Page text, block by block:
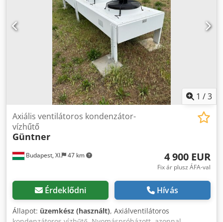
1 /3
Budapest, XI. 47 km
Axiális ventilátoros kondenzátor-
vízhűtő
Güntner
4 900 EUR
Fix ár plusz ÁFA-val
Érdeklődni Hívás
Állapot: üzemkész (használt), Axiálventilátoros